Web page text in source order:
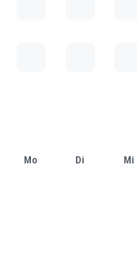
Mo Di Mi